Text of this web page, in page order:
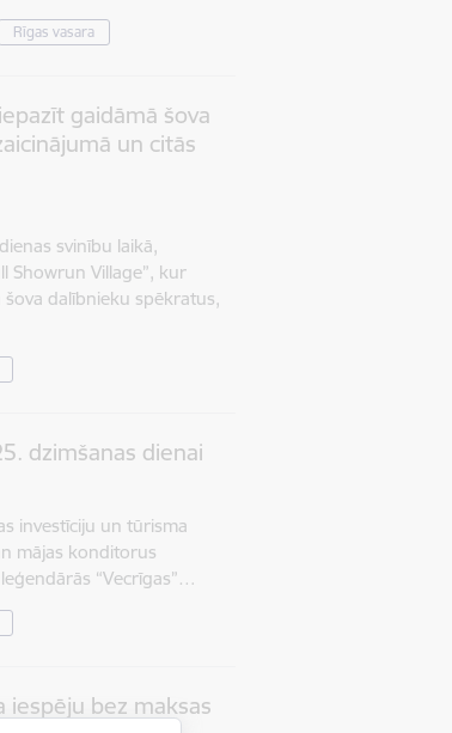
Rīgas vasara
gaidāmā šova
un citās
svinību laikā,
Showrun Village”, kur
dalībnieku spēkratus,
dzimšanas dienai
investīciju un tūrisma
mājas konditorus
“Vecrīgas”…
iespēju bez maksas